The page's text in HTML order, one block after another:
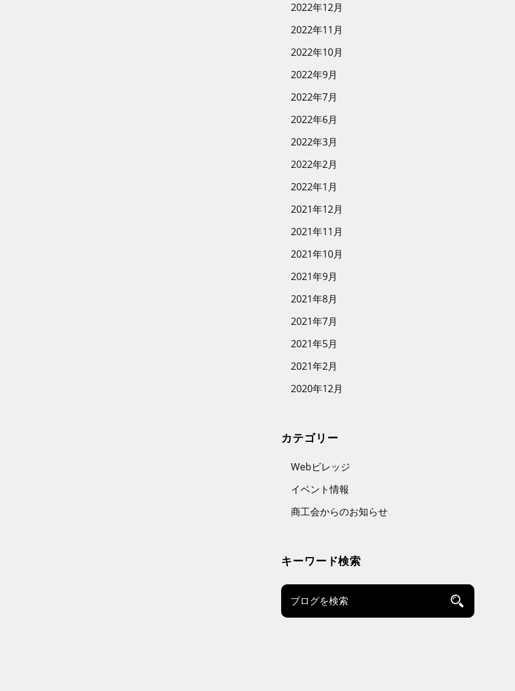
2022年12月
2022年11月
2022年10月
2022年9月
2022年7月
2022年6月
2022年3月
2022年2月
2022年1月
2021年12月
2021年11月
2021年10月
2021年9月
2021年8月
2021年7月
2021年5月
2021年2月
2020年12月
カテゴリー
Webビレッジ
イベント情報
商工会からのお知らせ
キーワード検索